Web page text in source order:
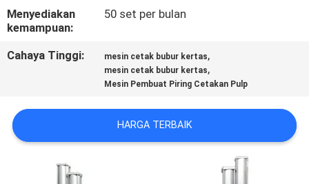
HUBUNGI
BERITA
SITEMAP
Menyediakan
kemampuan:
50 set per bulan
Cahaya Tinggi: mesin cetak bubur kertas,
mesin cetak bubur kertas,
Mesin Pembuat Piring Cetakan Pulp
HARGA TERBAIK